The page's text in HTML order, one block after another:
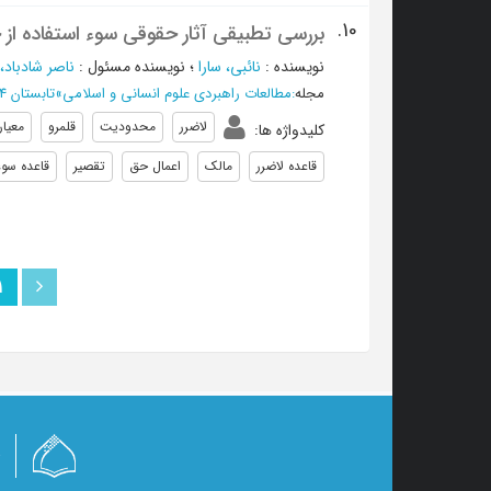
10. بررسی تطبیقی آثار حقوقی سوء استفاده
نویسنده : نائبي، سارا؛ نویسنده مسئول : ناصر
مجله:مطالعات راهبردی علوم انسانی و اسلامی»تابستان 1404 - شماره 74
کلیدواژه ها: لاضرر محدودیت قلمرو
معیار
قاعده لاضرر
مالک اعمال حق تقصیر قاعده